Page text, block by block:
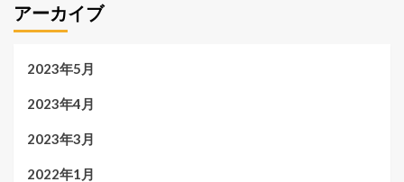
アーカイブ
2023年5月
2023年4月
2023年3月
2022年1月